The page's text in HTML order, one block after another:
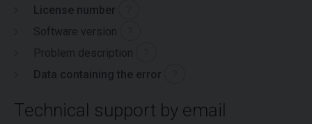
License number
Software version
Problem description
Data containing the error
Technical support by email